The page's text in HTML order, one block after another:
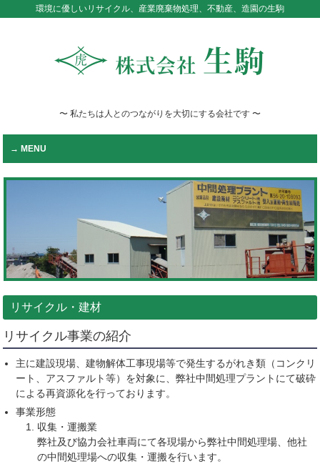
環境に優しいリサイクル、産業廃棄物処理、不動産、造園の生駒
〜 私たちは人とのつながりを大切にする会社です 〜
MENU
リサイクル・建材
リサイクル事業の紹介
主に建設現場、建物解体工事現場等で発生するがれき類（コンクリ
ート、アスファルト等）を対象に、弊社中間処理プラントにて破砕
による再資源化を行っております。
事業形態
収集・運搬業
弊社及び協力会社車両にて各現場から弊社中間処理場、他社
の中間処理場への収集・運搬を行います。